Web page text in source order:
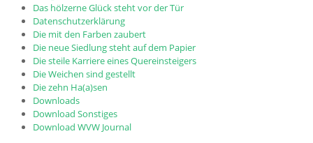
Das hölzerne Glück steht vor der Tür
Datenschutzerklärung
Die mit den Farben zaubert
Die neue Siedlung steht auf dem Papier
Die steile Karriere eines Quereinsteigers
Die Weichen sind gestellt
Die zehn Ha(a)sen
Downloads
Download Sonstiges
Download WVW Journal